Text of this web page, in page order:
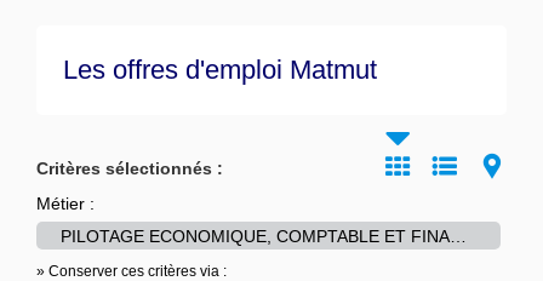
Les offres d'emploi Matmut
Critères sélectionnés :
Métier :
» Conserver ces critères via :